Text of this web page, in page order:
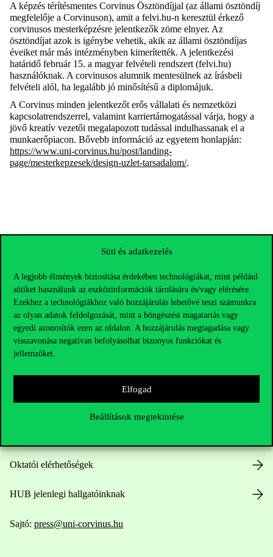
Süti és adatkezelés
A legjobb élmények biztosítása érdekében technológiákat, mint például
sütiket használunk az eszközinformációk tárolására és/vagy elérésére.
Ezekhez a technológiákhoz való hozzájárulás lehetővé teszi számunkra
az olyan adatok feldolgozását, mint a böngészési magatartás vagy
egyedi azonosítók ezen az oldalon. A hozzájárulás megtagadása vagy
visszavonása negatívan befolyásolhat bizonyos funkciókat és
jellemzőket.
Elfogad
Beállítások megtekintése
A képzés térítésmentes Corvinus Ösztöndíjjal (az állami ösztöndíj
megfelelője a Corvinuson), amit a felvi.hu-n keresztül érkező
corvinusos mesterképzésre jelentkezők zöme elnyer. Az
ösztöndíjat azok is igénybe vehetik, akik az állami ösztöndíjas
éveiket már más intézményben kimerítették. A jelentkezési
határidő február 15. a magyar felvételi rendszert (felvi.hu)
használóknak. A corvinusos alumnik mentesülnek az írásbeli
felvételi alól, ha legalább jó minősítésű a diplomájuk.
A Corvinus minden jelentkezőt erős vállalati és nemzetközi
kapcsolatrendszerrel, valamint karriertámogatással várja, hogy a
jövő kreatív vezetői megalapozott tudással indulhassanak el a
munkaerőpiacon. Bővebb információ az egyetem honlapján:
https://www.uni-corvinus.hu/post/landing-
page/mesterkepzesek/design-uzlet-tarsadalom/.
Elérhetőségek
Telefonszám:+36 1 482 5000
Oktatói elérhetőségek
HUB jelenlegi hallgatóinknak
Sajtó: press@uni-corvinus.hu